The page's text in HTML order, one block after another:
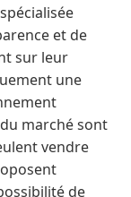
et de
sur leur
une
marché sont
vendre
de